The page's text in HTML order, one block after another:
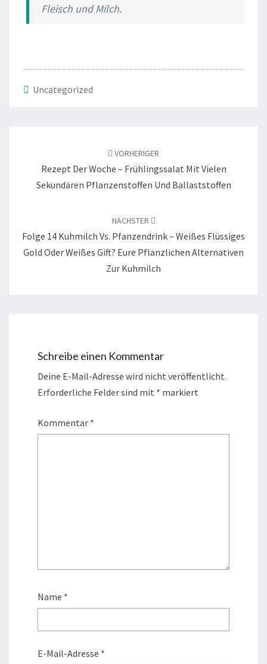
Fleisch und Milch.
Uncategorized
VORHERIGER
Rezept Der Woche – Frühlingssalat Mit Vielen
Sekundären Pflanzenstoffen Und Ballaststoffen
NÄCHSTER
Folge 14 Kuhmilch Vs. Pfanzendrink – Weißes Flüssiges
Gold Oder Weißes Gift? Eure Pflanzlichen Alternativen
Zur Kuhmilch
Schreibe einen Kommentar
Deine E-Mail-Adresse wird nicht veröffentlicht.
Erforderliche Felder sind mit * markiert
Kommentar *
Name *
E-Mail-Adresse *